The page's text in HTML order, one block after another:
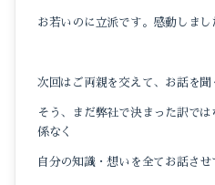
お若いのに立派です。感動しまし
次回はご両親を交えて、お話を聞
そう、まだ弊社で決まった訳で
係なく
自分の知識・想いを全てお話させ